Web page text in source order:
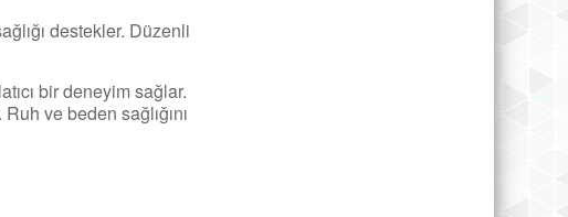
destekler. Düzenli
bir deneyim sağlar.
Ruh ve beden sağlığını